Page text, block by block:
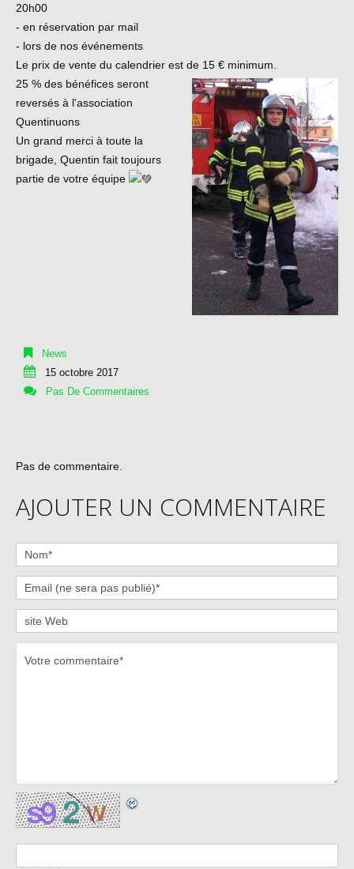
20h00
- en réservation par mail
- lors de nos événements
Le prix de vente du calendrier est de 15 € minimum.
25 % des bénéfices seront
reversés à l'association
Quentinuons
Un grand merci à toute la
brigade, Quentin fait toujours
partie de votre équipe
News
15 octobre 2017
Pas De Commentaires
Pas de commentaire.
AJOUTER UN COMMENTAIRE